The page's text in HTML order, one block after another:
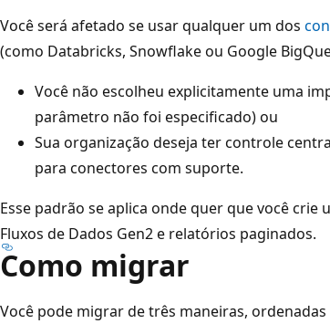
Você será afetado se usar qualquer um dos
(como Databricks, Snowflake ou Google
Você não escolheu explicitamente uma
parâmetro não foi especificado) ou
Sua organização deseja ter controle
para conectores com suporte.
Esse padrão se aplica onde quer que você
Fluxos de Dados Gen2 e relatórios paginados.
Como migrar
Você pode migrar de três maneiras,